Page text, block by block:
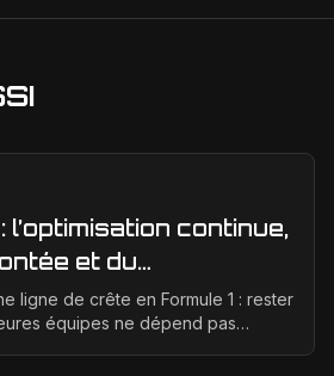
l’optimisation continue,
et du
moteur
ligne de crête en Formule 1 : rester
équipes ne dépend pas